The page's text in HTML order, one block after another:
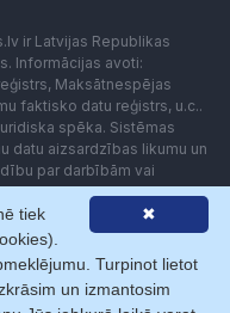
ir Latvijas Republikas
Informācijas avoti:
Maksātnespējas
faktisko datu reģistrs, u.c..
spēka. Sistēmas
datu aizsardzības likumu un
par darbībām vai
Lietotājam aizliegts
vai iekārtas (robotus)
ar Firmas.lv. Galvenā
ar
✖
tiek
Turpinot lietot
un izmantosim